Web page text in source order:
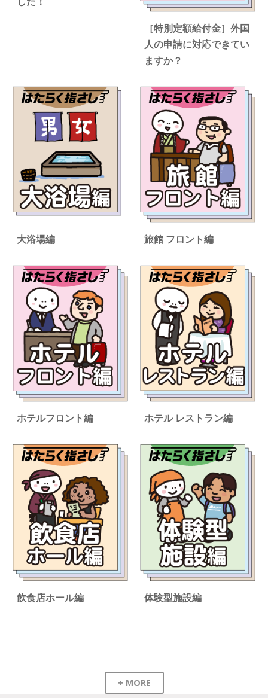
［特別定額給付金］外国
人の申請に対応できてい
ますか？
大浴場編 旅館 フロント編
ホテルフロント編 ホテル レストラン編
飲食店ホール編 体験型施設編
+ MORE